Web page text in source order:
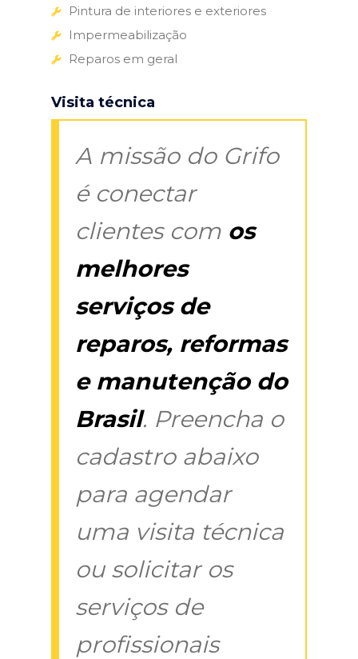
Pintura de interiores e exteriores
Impermeabilização
Reparos em geral
Visita técnica
A missão do Grifo
é conectar
clientes com os
melhores
serviços de
reparos, reformas
e manutenção do
Brasil. Preencha o
cadastro abaixo
para agendar
uma visita técnica
ou solicitar os
serviços de
profissionais